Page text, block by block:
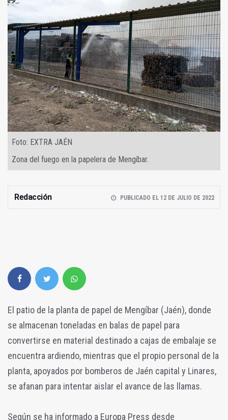
Foto: EXTRA JAÉN
Zona del fuego en la papelera de Mengíbar.
Redacción PUBLICADO EL 12 DE JULIO DE 2022
El patio de la planta de papel de Mengíbar (Jaén), donde
se almacenan toneladas en balas de papel para
convertirse en material destinado a cajas de embalaje se
encuentra ardiendo, mientras que el propio personal de la
planta, apoyados por bomberos de Jaén capital y Linares,
se afanan para intentar aislar el avance de las llamas.
Según se ha informado a Europa Press desde